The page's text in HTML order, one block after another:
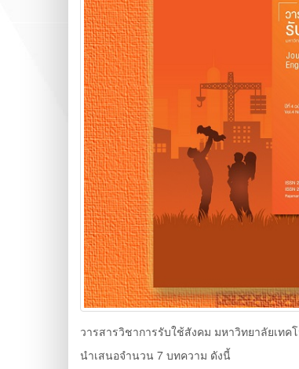
วารสารวิชาการรับใช้สังคม มหาวิทยาลัยเท
นำเสนอจำนวน 7 บทความ ดังนี้